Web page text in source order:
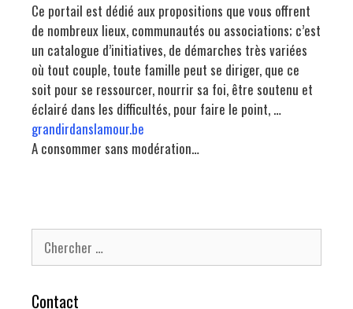
Ce portail est dédié aux propositions que vous offrent
de nombreux lieux, communautés ou associations; c’est
un catalogue d’initiatives, de démarches très variées
où tout couple, toute famille peut se diriger, que ce
soit pour se ressourcer, nourrir sa foi, être soutenu et
éclairé dans les difficultés, pour faire le point, …
grandirdanslamour.be
A consommer sans modération…
Chercher pour:
Contact